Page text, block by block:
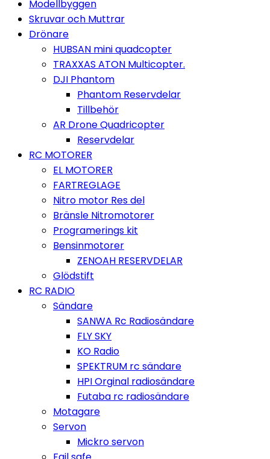
Modellbyggen
Skruvar och Muttrar
Drönare
HUBSAN mini quadcopter
TRAXXAS ATON Multicopter.
DJI Phantom
Phantom Reservdelar
Tillbehör
AR Drone Quadricopter
Reservdelar
RC MOTORER
EL MOTORER
FARTREGLAGE
Nitro motor Res del
Bränsle Nitromotorer
Programerings kit
Bensinmotorer
ZENOAH RESERVDELAR
Glödstift
RC RADIO
Sändare
SANWA Rc Radiosändare
FLY SKY
KO Radio
SPEKTRUM rc sändare
HPI Orginal radiosändare
Futaba rc radiosändare
Motagare
Servon
Mickro servon